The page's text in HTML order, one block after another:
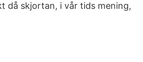
då skjortan, i vår tids mening,